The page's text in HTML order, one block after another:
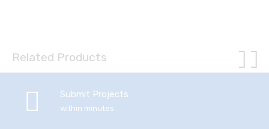
Related Products
Submit Projects
within minutes